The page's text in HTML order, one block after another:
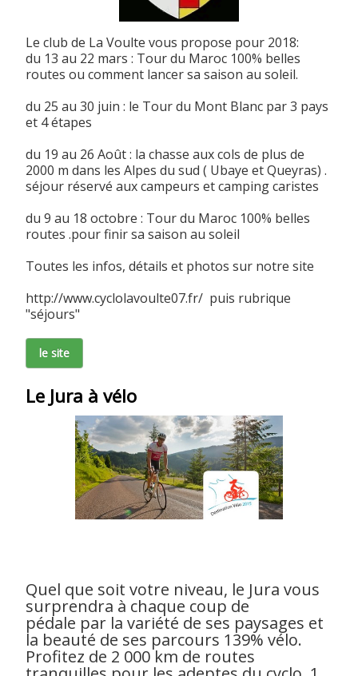
Le club de La Voulte vous propose pour 2018:
du 13 au 22 mars : Tour du Maroc 100% belles
routes ou comment lancer sa saison au soleil.
du 25 au 30 juin : le Tour du Mont Blanc par 3 pays
et 4 étapes
du 19 au 26 Août : la chasse aux cols de plus de
2000 m dans les Alpes du sud ( Ubaye et Queyras) .
séjour réservé aux campeurs et camping caristes
du 9 au 18 octobre : Tour du Maroc 100% belles
routes .pour finir sa saison au soleil
Toutes les infos, détails et photos sur notre site
http://www.cyclolavoulte07.fr/ puis rubrique
"séjours"
le site
Le Jura à vélo
Quel que soit votre niveau, le Jura vous
surprendra à chaque coup de
pédale par la variété de ses paysages et
la beauté de ses parcours 139% vélo.
Profitez de 2 000 km de routes